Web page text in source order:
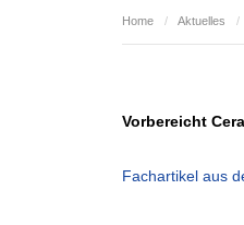
Home / Aktuelles /
Vorbereicht
Fachartikel aus